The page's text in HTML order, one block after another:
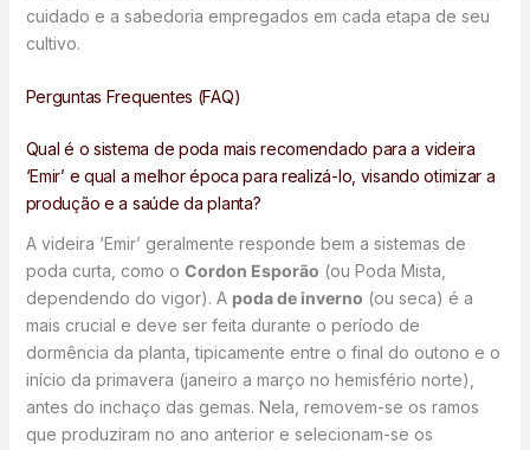
cuidado e a sabedoria empregados em cada etapa de seu
cultivo.
Perguntas Frequentes (FAQ)
Qual é o sistema de poda mais recomendado para a videira
‘Emir’ e qual a melhor época para realizá-lo, visando otimizar a
produção e a saúde da planta?
A videira ‘Emir’ geralmente responde bem a sistemas de
poda curta, como o Cordon Esporão (ou Poda Mista,
dependendo do vigor). A poda de inverno (ou seca) é a
mais crucial e deve ser feita durante o período de
dormência da planta, tipicamente entre o final do outono e o
início da primavera (janeiro a março no hemisfério norte),
antes do inchaço das gemas. Nela, removem-se os ramos
que produziram no ano anterior e selecionam-se os